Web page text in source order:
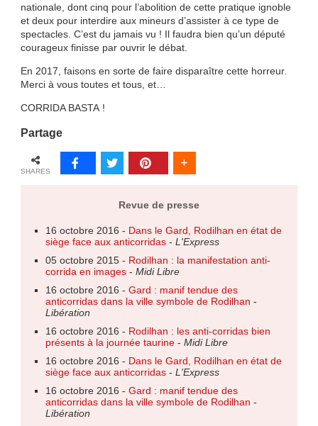
nationale, dont cinq pour l’abolition de cette pratique ignoble
et deux pour interdire aux mineurs d’assister à ce type de
spectacles. C’est du jamais vu ! Il faudra bien qu’un député
courageux finisse par ouvrir le débat.
En 2017, faisons en sorte de faire disparaître cette horreur.
Merci à vous toutes et tous, et…
CORRIDA BASTA !
Partage
SHARES
Revue de presse
16 octobre 2016 - Dans le Gard, Rodilhan en état de
siège face aux anticorridas- L'Express
05 octobre 2015 - Rodilhan : la manifestation anti-
corrida en images- Midi Libre
16 octobre 2016 - Gard : manif tendue des
anticorridas dans la ville symbole de Rodilhan -
Libération
16 octobre 2016 - Rodilhan : les anti-corridas bien
présents à la journée taurine- Midi Libre
16 octobre 2016 - Dans le Gard, Rodilhan en état de
siège face aux anticorridas- L'Express
16 octobre 2016 - Gard : manif tendue des
anticorridas dans la ville symbole de Rodilhan -
Libération